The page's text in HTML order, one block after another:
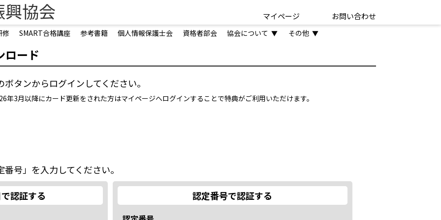
協会 マイページ お問い合わせ
修 SMART合格講座 参考書籍 個人情報保護士会 資格者部会 協会について ▼ その他 ▼
ード
タンからログインしてください。
3月以降にカード更新をされた方はマイページへログインすることで特典がご利用いただけます。
号」を入力してください。
認証する 認定番号で認証する